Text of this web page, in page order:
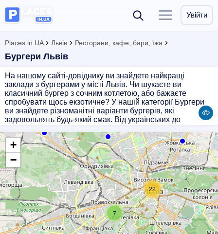
Увійти
Places in UA Львів Ресторани, кафе, бари, їжа
Бургери Львів
На нашому сайті-довіднику ви знайдете найкращі
заклади з бургерами у місті Львів. Чи шукаєте ви
класичний бургер з сочним котлетою, або бажаєте
спробувати щось екзотичне? У нашій категорії Бургери
ви знайдете різноманітні варіанти бургерів, які
задовольнять будь-який смак. Від українських до
рецептів - у нас зібрані найкращі заклади, де подають
найсмачніші бургери у Львові. Завітайте до нас і
насолоджуйтеся ароматом і смаком справжнього
бургера!
22
7
+
−